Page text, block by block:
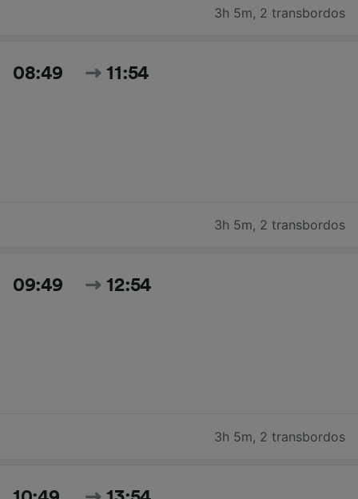
3h 5m, 2 transbordos
08:49 11:54
3h 5m, 2 transbordos
09:49 12:54
3h 5m, 2 transbordos